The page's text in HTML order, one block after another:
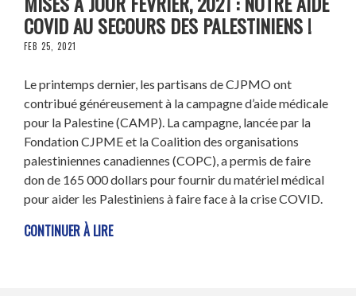
COVID AU SECOURS DES PALESTINIENS !
FEB 25, 2021
Le printemps dernier, les partisans de CJPMO ont
contribué généreusement à la campagne d’aide médicale
pour la Palestine (CAMP). La campagne, lancée par la
Fondation CJPME et la Coalition des organisations
palestiniennes canadiennes (COPC), a permis de faire
don de 165 000 dollars pour fournir du matériel médical
pour aider les Palestiniens à faire face à la crise COVID.
CONTINUER À LIRE